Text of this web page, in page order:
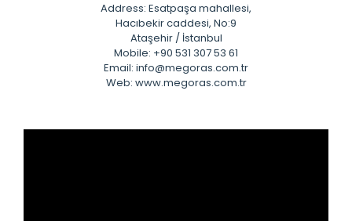
Address: Esatpaşa mahallesi,
Hacıbekir caddesi, No:9
Ataşehir / İstanbul
Mobile: +90 531 307 53 61
Email: info@megoras.com.tr
Web: www.megoras.com.tr